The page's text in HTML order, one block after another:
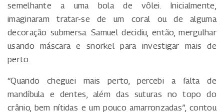
semelhante a uma bola de vôlei. Inicialmente,
imaginaram tratar-se de um coral ou de alguma
decoração submersa. Samuel decidiu, então, mergulhar
usando máscara e snorkel para investigar mais de
perto.
“Quando cheguei mais perto, percebi a falta de
mandíbula e dentes, além das suturas no topo do
crânio, bem nítidas e um pouco amarronzadas”, contou